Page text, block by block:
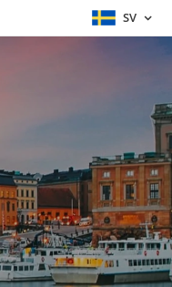
SV